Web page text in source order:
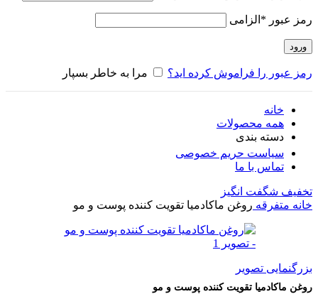
رمز عبور * الزامی
ورود
رمز عبور را فراموش کرده اید؟ مرا به خاطر بسپار
خانه
همه محصولات
دسته بندی
سیاست حریم خصوصی
تماس با ما
تخفیف شگفت انگیز
خانه متفرقه روغن ماکادمیا تقویت کننده پوست و مو
بزرگنمایی تصویر
روغن ماکادمیا تقویت کننده پوست و مو